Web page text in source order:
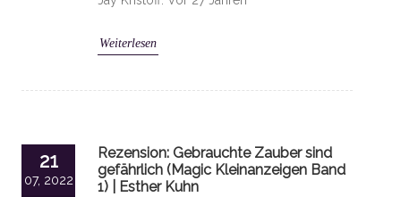
Weiterlesen
21
07, 2022
Rezension: Gebrauchte Zauber sind
gefährlich (Magic Kleinanzeigen Band
1) | Esther Kuhn